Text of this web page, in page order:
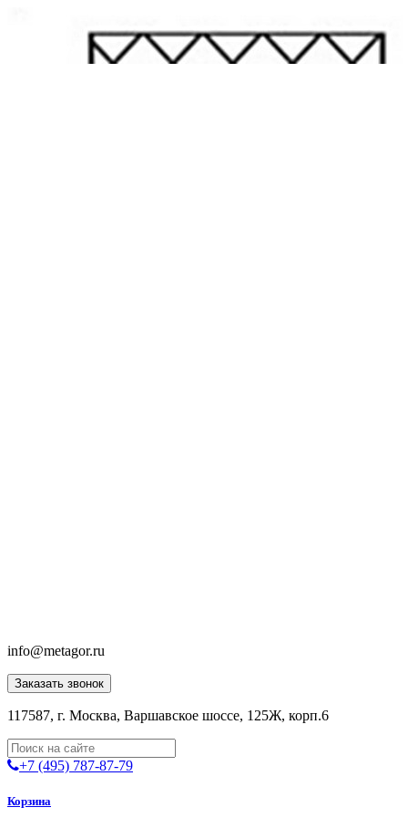
info@metagor.ru
Заказать звонок
117587, г. Москва, Варшавское шоссе, 125Ж, корп.6
+7 (495) 787-87-79
Корзина